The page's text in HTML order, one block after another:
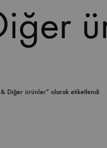
& Diğer ürünler” olarak etiketlendi